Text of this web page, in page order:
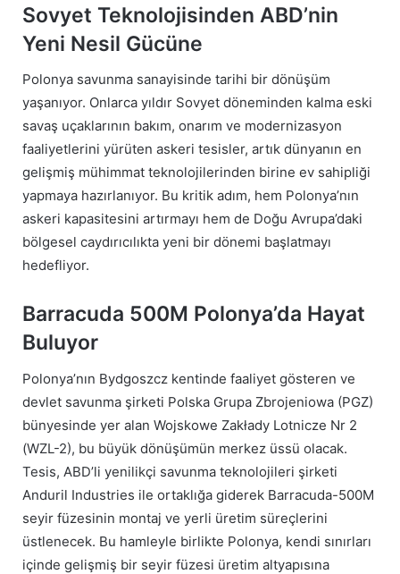
Sovyet Teknolojisinden ABD’nin
Yeni Nesil Gücüne
Polonya savunma sanayisinde tarihi bir dönüşüm
yaşanıyor. Onlarca yıldır Sovyet döneminden kalma eski
savaş uçaklarının bakım, onarım ve modernizasyon
faaliyetlerini yürüten askeri tesisler, artık dünyanın en
gelişmiş mühimmat teknolojilerinden birine ev sahipliği
yapmaya hazırlanıyor. Bu kritik adım, hem Polonya’nın
askeri kapasitesini artırmayı hem de Doğu Avrupa’daki
bölgesel caydırıcılıkta yeni bir dönemi başlatmayı
hedefliyor.
Barracuda 500M Polonya’da Hayat
Buluyor
Polonya’nın Bydgoszcz kentinde faaliyet gösteren ve
devlet savunma şirketi Polska Grupa Zbrojeniowa (PGZ)
bünyesinde yer alan Wojskowe Zakłady Lotnicze Nr 2
(WZL-2), bu büyük dönüşümün merkez üssü olacak.
Tesis, ABD’li yenilikçi savunma teknolojileri şirketi
Anduril Industries ile ortaklığa giderek Barracuda-500M
seyir füzesinin montaj ve yerli üretim süreçlerini
üstlenecek. Bu hamleyle birlikte Polonya, kendi sınırları
içinde gelişmiş bir seyir füzesi üretim altyapısına